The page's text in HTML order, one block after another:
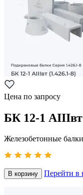
Цена по запросу
БК 12-1 АIIIвт
Железобетонные
В корзину Перейти в